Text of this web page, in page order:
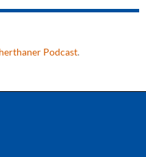
Podcast.